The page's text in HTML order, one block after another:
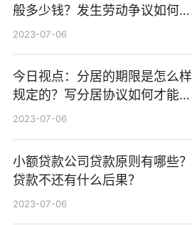
般多少钱？发生劳动争议如何算
工资？
2023-07-06
今日视点：分居的期限是怎么样
规定的？写分居协议如何才能有
效？
2023-07-06
小额贷款公司贷款原则有哪些？
贷款不还有什么后果？
2023-07-06